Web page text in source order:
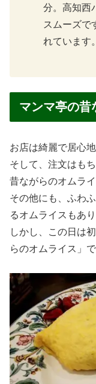
分。高知西
スムーズで
れています。
マンマ亭の昔
お店は綺麗で居心
そして、注文はも
昔ながらのオムライ
その他にも、ふわ
るオムライスもあり
しかし、この日は
らのオムライス」で